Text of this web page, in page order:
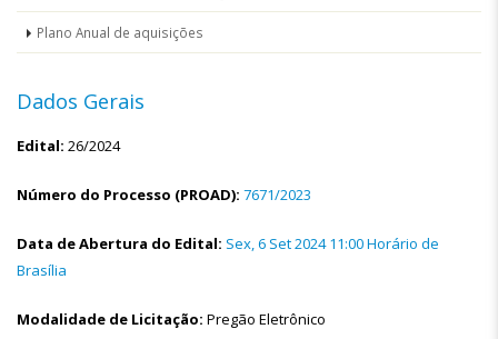
Plano Anual de aquisições
Dados Gerais
Edital: 26/2024
Número do Processo (PROAD): 7671/2023
Data de Abertura do Edital: Sex, 6 Set 2024 11:00 Horário de
Brasília
Modalidade de Licitação: Pregão Eletrônico